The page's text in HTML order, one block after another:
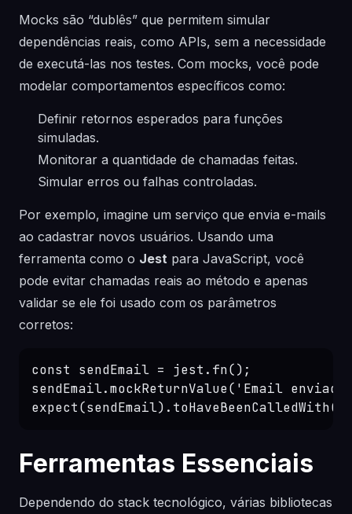
Mocks são “dublês” que permitem simular
dependências reais, como APIs, sem a necessidade
de executá-las nos testes. Com mocks, você pode
modelar comportamentos específicos como:
Definir retornos esperados para funções
simuladas.
Monitorar a quantidade de chamadas feitas.
Simular erros ou falhas controladas.
Por exemplo, imagine um serviço que envia e-mails
ao cadastrar novos usuários. Usando uma
ferramenta como o Jest para JavaScript, você
pode evitar chamadas reais ao método e apenas
validar se ele foi usado com os parâmetros
corretos:
const sendEmail = jest.fn();
sendEmail.mockReturnValue('Email
Ferramentas Essenciais
Dependendo do stack tecnológico, várias bibliotecas